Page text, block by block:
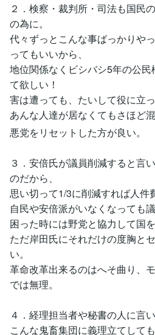
２．検察・裁判所・司法も国民
の為に。
代々ずっとこんな事ばっかりや
ってもいいから、
地位関係なくビシバシ5年の公
て欲しい！
害は遭っても、たいして役に立っ
あんな人達が居なくてもさほど
悪党をリセットした方が良い。
３．安倍氏が議員削減すると言
のだから、
思い切って1/3に削減すれば人件
自民や安倍派がいなくなっても議
困った時には野党と協力して国
ただ岸田氏にそれだけの度胸と
い。
革命改革出来るのはへそ曲り、
では無理。
４．経理担当者や秘書の人に言
こんな鬼畜集団に義理立てして